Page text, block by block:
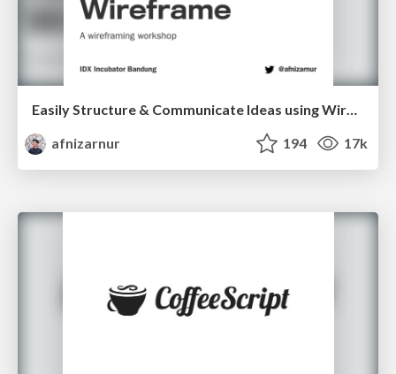
Easily Structure & Communicate Ideas using Wireframe
afnizarnur
194 17k